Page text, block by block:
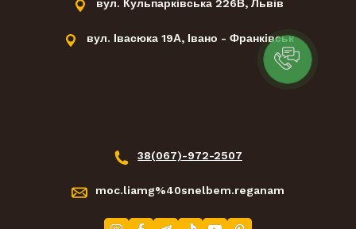
вул. Кульпарківська 226В, Львів
вул. Івасюка 19А, Івано - Франківськ
38(067)-972-2507
moc.liamg%40snelbem.reganam